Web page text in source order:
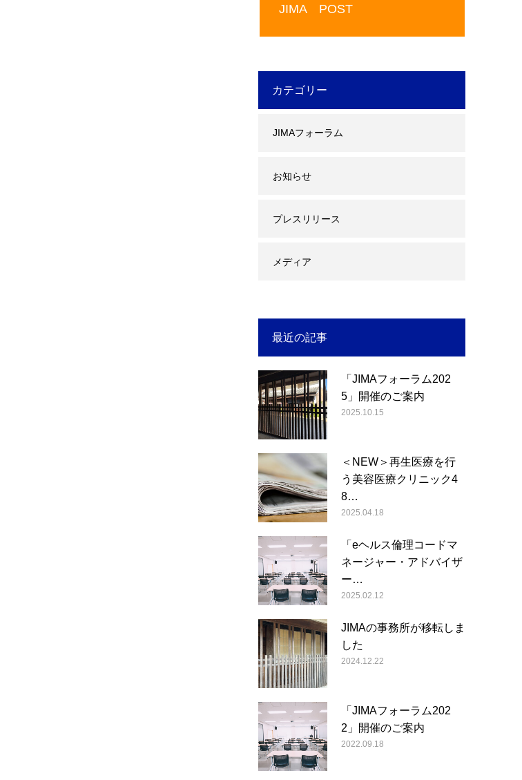
JIMA POST
カテゴリー
JIMAフォーラム
お知らせ
プレスリリース
メディア
最近の記事
「JIMAフォーラム202
5」開催のご案内
2025.10.15
＜NEW＞再生医療を行
う美容医療クリニック4
8…
2025.04.18
「eヘルス倫理コードマ
ネージャー・アドバイザ
ー…
2025.02.12
JIMAの事務所が移転しま
した
2024.12.22
「JIMAフォーラム202
2」開催のご案内
2022.09.18